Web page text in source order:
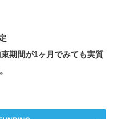
期間が1ヶ月でみても実質